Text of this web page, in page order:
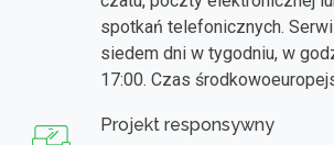
spotkań telefonicznych.
siedem dni w tygodniu, w
17:00. Czas
Projekt responsywny